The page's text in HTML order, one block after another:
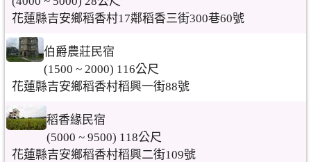
花蓮縣吉安鄉稻香村17鄰稻香三街300巷60號
伯爵農莊民宿
(1500 ~ 2000) 116公尺
花蓮縣吉安鄉稻香村稻興一街88號
稻香緣民宿
(5000 ~ 9500) 118公尺
花蓮縣吉安鄉稻香村稻興二街109號